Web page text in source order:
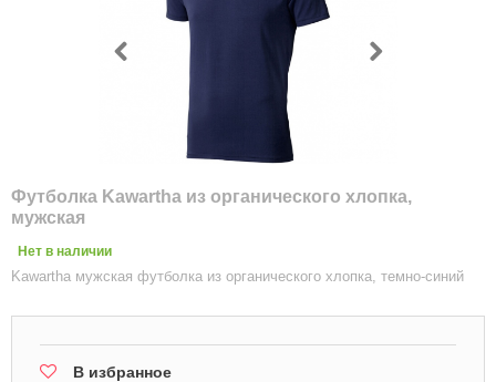
Футболка Kawartha из органического хлопка,
мужская
Нет в наличии
Kawartha мужская футболка из органического хлопка, темно-синий
В избранное